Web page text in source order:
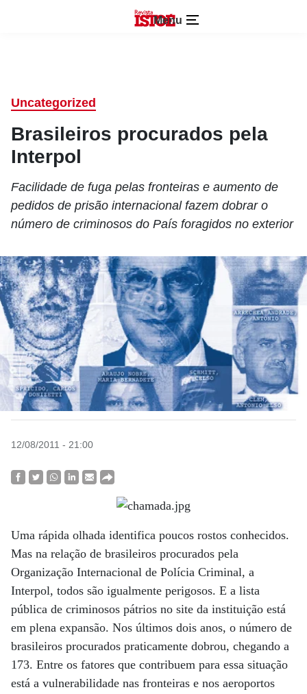
Menu
Uncategorized
Brasileiros procurados pela
Interpol
Facilidade de fuga pelas fronteiras e aumento de
pedidos de prisão internacional fazem dobrar o
número de criminosos do País foragidos no exterior
12/08/2011 - 21:00
Uma rápida olhada identifica poucos rostos conhecidos.
Mas na relação de brasileiros procurados pela
Organização Internacional de Polícia Criminal, a
Interpol, todos são igualmente perigosos. E a lista
pública de criminosos pátrios no site da instituição está
em plena expansão. Nos últimos dois anos, o número de
brasileiros procurados praticamente dobrou, chegando a
173. Entre os fatores que contribuem para essa situação
está a vulnerabilidade nas fronteiras e nos aeroportos